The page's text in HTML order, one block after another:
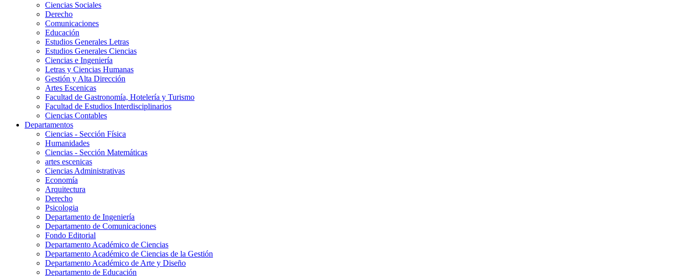
Ciencias Sociales
Derecho
Comunicaciones
Educación
Estudios Generales Letras
Estudios Generales Ciencias
Ciencias e Ingeniería
Letras y Ciencias Humanas
Gestión y Alta Dirección
Artes Escenicas
Facultad de Gastronomía, Hotelería y Turismo
Facultad de Estudios Interdisciplinarios
Ciencias Contables
Departamentos
Ciencias - Sección Física
Humanidades
Ciencias - Sección Matemáticas
artes escenicas
Ciencias Administrativas
Economía
Arquitectura
Derecho
Psicologia
Departamento de Ingeniería
Departamento de Comunicaciones
Fondo Editorial
Departamento Académico de Ciencias
Departamento Académico de Ciencias de la Gestión
Departamento Académico de Arte y Diseño
Departamento de Educación